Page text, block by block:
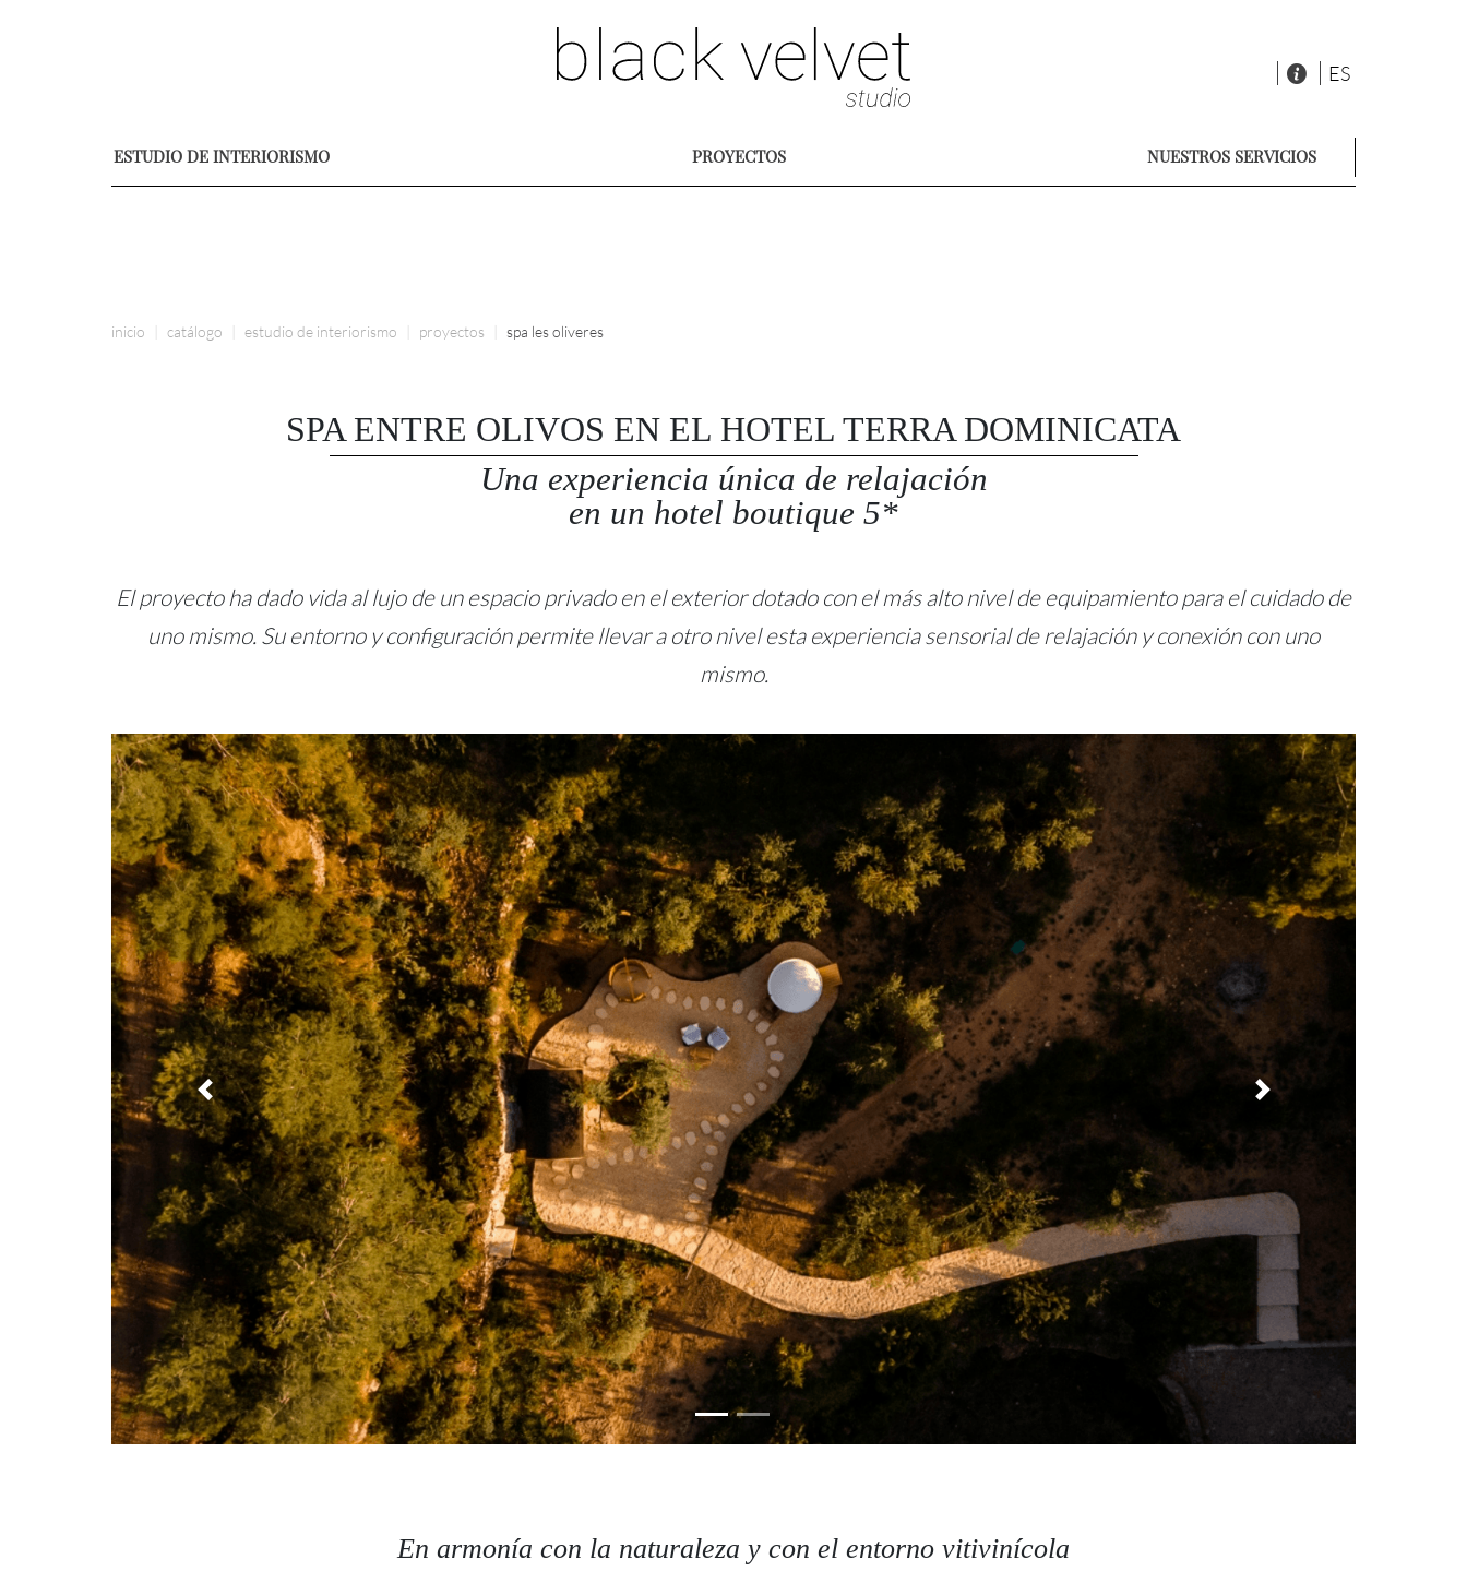
ESTUDIO DE INTERIORISMO PROYECTOS NUESTROS SERVICIOS
inicio catálogo estudio de interiorismo proyectos spa les oliveres
SPA ENTRE OLIVOS EN EL HOTEL TERRA DOMINICATA
Una experiencia única de relajación
en un hotel boutique 5*
El proyecto ha dado vida al lujo de un espacio privado en el exterior dotado con el más alto nivel de equipamiento para el cuidado de
uno mismo. Su entorno y configuración permite llevar a otro nivel esta experiencia sensorial de relajación y conexión con uno
mismo.
En armonía con la naturaleza y con el entorno vitivinícola